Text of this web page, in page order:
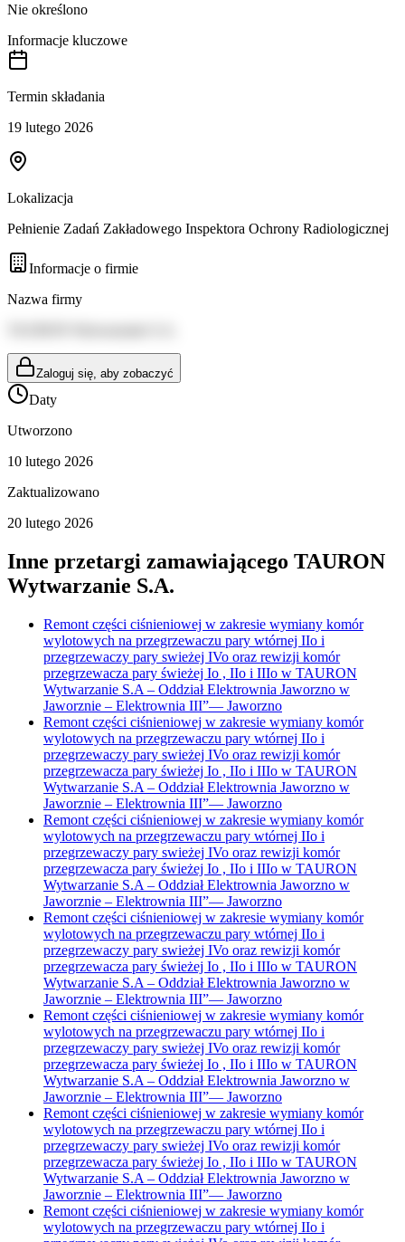
Nie określono
Informacje kluczowe
Termin składania
19 lutego 2026
Lokalizacja
Pełnienie Zadań Zakładowego Inspektora Ochrony Radiologicznej
Informacje o firmie
Nazwa firmy
Zaloguj się, aby zobaczyć
Daty
Utworzono
10 lutego 2026
Zaktualizowano
20 lutego 2026
Inne przetargi zamawiającego TAURON
Wytwarzanie S.A.
Remont części ciśnieniowej w zakresie wymiany komór
wylotowych na przegrzewaczu pary wtórnej IIo i
przegrzewaczy pary swieżej IVo oraz rewizji komór
przegrzewacza pary świeżej Io , IIo i IIIo w TAURON
Wytwarzanie S.A – Oddział Elektrownia Jaworzno w
Jaworznie – Elektrownia III”— Jaworzno
Remont części ciśnieniowej w zakresie wymiany komór
wylotowych na przegrzewaczu pary wtórnej IIo i
przegrzewaczy pary swieżej IVo oraz rewizji komór
przegrzewacza pary świeżej Io , IIo i IIIo w TAURON
Wytwarzanie S.A – Oddział Elektrownia Jaworzno w
Jaworznie – Elektrownia III”— Jaworzno
Remont części ciśnieniowej w zakresie wymiany komór
wylotowych na przegrzewaczu pary wtórnej IIo i
przegrzewaczy pary swieżej IVo oraz rewizji komór
przegrzewacza pary świeżej Io , IIo i IIIo w TAURON
Wytwarzanie S.A – Oddział Elektrownia Jaworzno w
Jaworznie – Elektrownia III”— Jaworzno
Remont części ciśnieniowej w zakresie wymiany komór
wylotowych na przegrzewaczu pary wtórnej IIo i
przegrzewaczy pary swieżej IVo oraz rewizji komór
przegrzewacza pary świeżej Io , IIo i IIIo w TAURON
Wytwarzanie S.A – Oddział Elektrownia Jaworzno w
Jaworznie – Elektrownia III”— Jaworzno
Remont części ciśnieniowej w zakresie wymiany komór
wylotowych na przegrzewaczu pary wtórnej IIo i
przegrzewaczy pary swieżej IVo oraz rewizji komór
przegrzewacza pary świeżej Io , IIo i IIIo w TAURON
Wytwarzanie S.A – Oddział Elektrownia Jaworzno w
Jaworznie – Elektrownia III”— Jaworzno
Remont części ciśnieniowej w zakresie wymiany komór
wylotowych na przegrzewaczu pary wtórnej IIo i
przegrzewaczy pary swieżej IVo oraz rewizji komór
przegrzewacza pary świeżej Io , IIo i IIIo w TAURON
Wytwarzanie S.A – Oddział Elektrownia Jaworzno w
Jaworznie – Elektrownia III”— Jaworzno
Remont części ciśnieniowej w zakresie wymiany komór
wylotowych na przegrzewaczu pary wtórnej IIo i